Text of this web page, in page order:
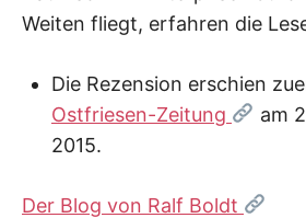
Weiten fliegt, erfahren die
Die Rezension erschien
Ostfriesen-Zeitung
am
2015.
Der Blog von Ralf Boldt